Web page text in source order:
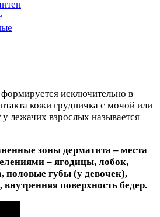
исключительно в
кожи грудничка с мочой или
лежачих взрослых называется
зоны дерматита – места
– ягодицы, лобок,
половые губы (у девочек),
поверхность бедер.